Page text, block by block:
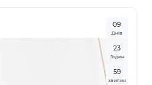
09
Днів
23
Годин
59
хвилин